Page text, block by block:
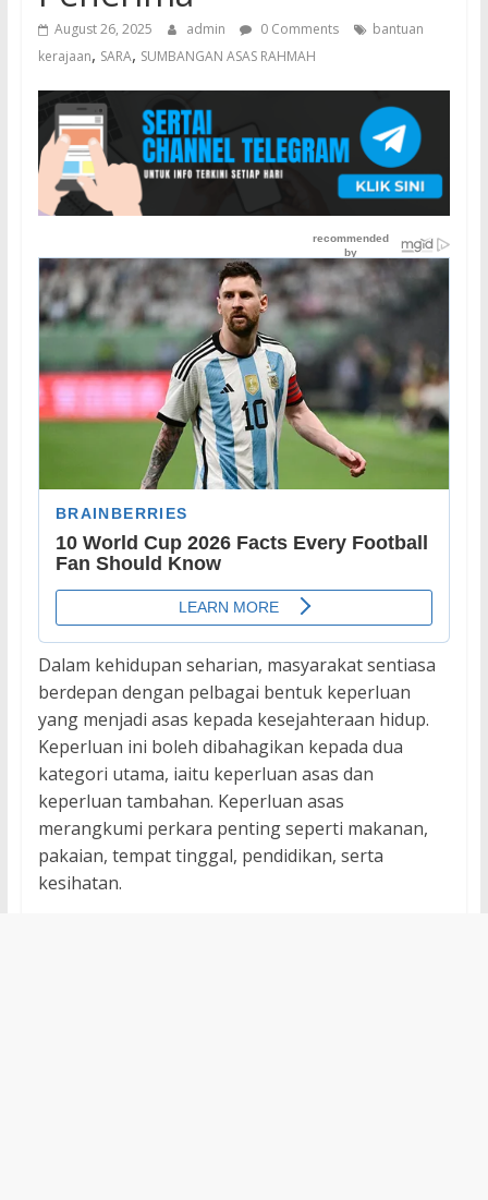
August 26, 2025 admin 0 Comments
bantuan
kerajaan, SARA, SUMBANGAN ASAS RAHMAH
Dalam kehidupan seharian, masyarakat sentiasa
berdepan dengan pelbagai bentuk keperluan
yang menjadi asas kepada kesejahteraan hidup.
Keperluan ini boleh dibahagikan kepada dua
kategori utama, iaitu keperluan asas dan
keperluan tambahan. Keperluan asas
merangkumi perkara penting seperti makanan,
pakaian, tempat tinggal, pendidikan, serta
kesihatan.